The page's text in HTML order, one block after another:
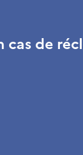
cas de